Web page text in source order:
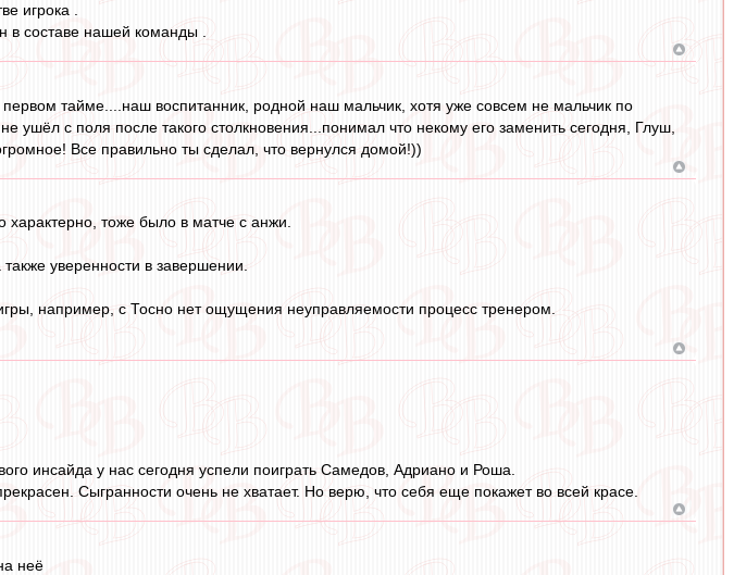
игрока .
в составе нашей команды .
тайме....наш воспитанник, родной наш мальчик, хотя уже совсем не мальчик по
ушёл с поля после такого столкновения...понимал что некому его заменить сегодня, Глуш,
Все правильно ты сделал, что вернулся домой!))
характерно, тоже было в матче с анжи.
уверенности в завершении.
например, с Тосно нет ощущения неуправляемости процесс тренером.
инсайда у нас сегодня успели поиграть Самедов, Адриано и Роша.
Сыгранности очень не хватает. Но верю, что себя еще покажет во всей красе.
неё